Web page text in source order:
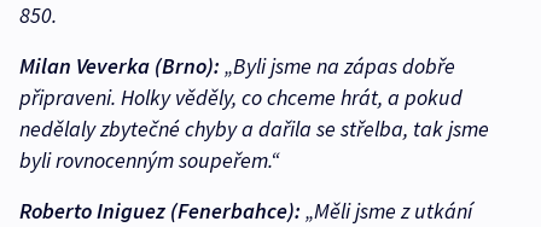
850.
Milan Veverka (Brno): „Byli jsme na zápas dobře
připraveni. Holky věděly, co chceme hrát, a pokud
nedělaly zbytečné chyby a dařila se střelba, tak jsme
byli rovnocenným soupeřem.“
Roberto Iniguez (Fenerbahce): „Měli jsme z utkání